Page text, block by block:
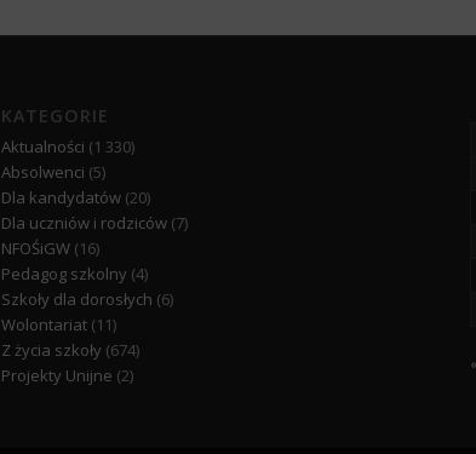
KATEGORIE
Aktualności (1 330)
Absolwenci (5)
Dla kandydatów(20)
Dla uczniów i rodziców(7)
NFOŚiGW(16)
Pedagog szkolny (4)
Szkoły dla dorosłych (6)
Wolontariat(11)
Z życia szkoły (674)
Projekty Unijne (2)